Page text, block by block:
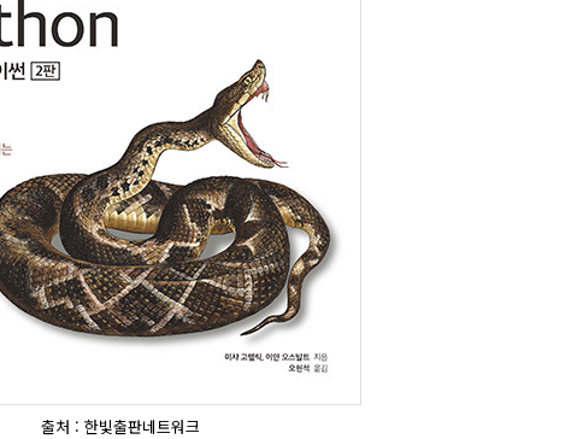
출처 : 한빛출판네트워크